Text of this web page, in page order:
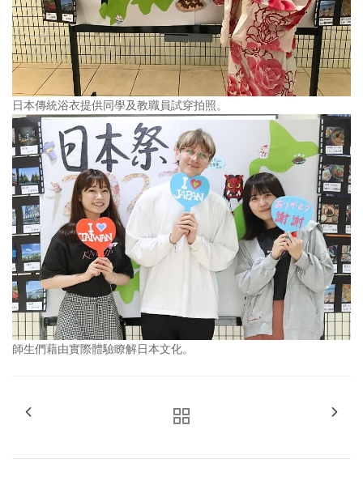
日本傳統浴衣提供同學及教職員試穿拍照。
師生們藉由實際體驗瞭解日本文化。